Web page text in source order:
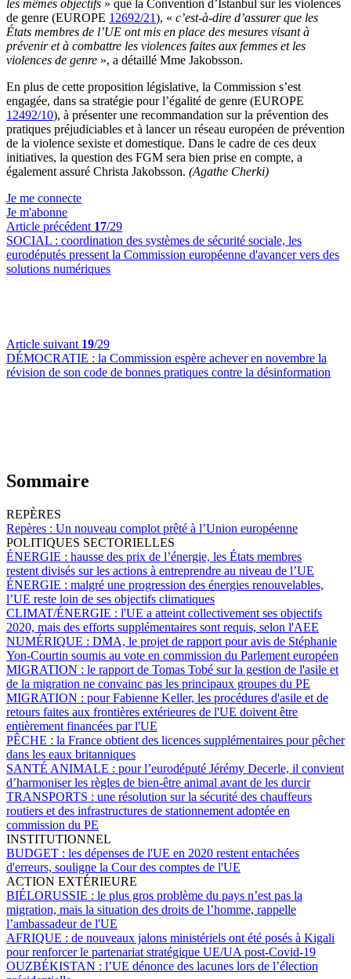
les mêmes objectifs » que la Convention d’Istanbul sur les violences
de genre (EUROPE 12692/21), « c’est-à-dire d’assurer que les
États membres de l’UE ont mis en place des mesures visant à
prévenir et à combattre les violences faites aux femmes et les
violences de genre », a détaillé Mme Jakobsson.
En plus de cette proposition législative, la Commission s’est
engagée, dans sa stratégie pour l’égalité de genre (EUROPE
12492/10), à présenter une recommandation sur la prévention des
pratiques préjudiciables et à lancer un réseau européen de prévention
de la violence sexiste et domestique. Dans le cadre de ces deux
initiatives, la question des FGM sera bien prise en compte, a
également assuré Christa Jakobsson. (Agathe Cherki)
Je me connecte
Je m'abonne
Article précédent 17/29
SOCIAL : coordination des systèmes de sécurité sociale, les
eurodéputés pressent la Commission européenne d'avancer vers des
solutions numériques
Article suivant 19/29
DÉMOCRATIE : la Commission espère achever en novembre la
révision de son code de bonnes pratiques contre la désinformation
Sommaire
REPÈRES
Repères : Un nouveau complot prêté à l’Union européenne
POLITIQUES SECTORIELLES
ÉNERGIE : hausse des prix de l’énergie, les États membres
restent divisés sur les actions à entreprendre au niveau de l’UE
ÉNERGIE : malgré une progression des énergies renouvelables,
l’UE reste loin de ses objectifs climatiques
CLIMAT/ÉNERGIE : l'UE a atteint collectivement ses objectifs
2020, mais des efforts supplémentaires sont requis, selon l'AEE
NUMÉRIQUE : DMA, le projet de rapport pour avis de Stéphanie
Yon-Courtin soumis au vote en commission du Parlement européen
MIGRATION : le rapport de Tomas Tobé sur la gestion de l'asile et
de la migration ne convainc pas les principaux groupes du PE
MIGRATION : pour Fabienne Keller, les procédures d'asile et de
retours faites aux frontières extérieures de l'UE doivent être
entièrement financées par l'UE
PÊCHE : la France obtient des licences supplémentaires pour pêcher
dans les eaux britanniques
SANTÉ ANIMALE : pour l’eurodéputé Jérémy Decerle, il convient
d’harmoniser les règles de bien-être animal avant de les durcir
TRANSPORTS : une résolution sur la sécurité des chauffeurs
routiers et des infrastructures de stationnement adoptée en
commission du PE
INSTITUTIONNEL
BUDGET : les dépenses de l'UE en 2020 restent entachées
d'erreurs, souligne la Cour des comptes de l'UE
ACTION EXTÉRIEURE
BIÉLORUSSIE : le plus gros problème du pays n’est pas la
migration, mais la situation des droits de l’homme, rappelle
l’ambassadeur de l'UE
AFRIQUE : de nouveaux jalons ministériels ont été posés à Kigali
pour renforcer le partenariat stratégique UE/UA post-Covid-19
OUZBÉKISTAN : l’UE dénonce des lacunes lors de l’élection